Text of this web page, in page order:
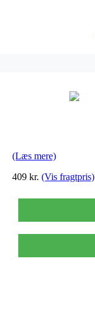
(Læs mere)
409 kr. (Vis fragtpris)